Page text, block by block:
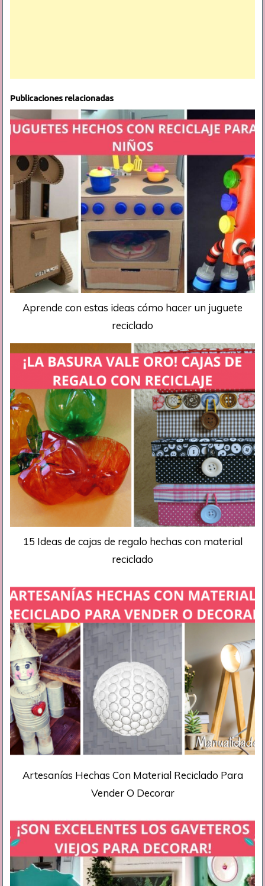
Publicaciones relacionadas
Aprende con estas ideas cómo hacer un juguete
reciclado
15 Ideas de cajas de regalo hechas con material
reciclado
Artesanías Hechas Con Material Reciclado Para
Vender O Decorar